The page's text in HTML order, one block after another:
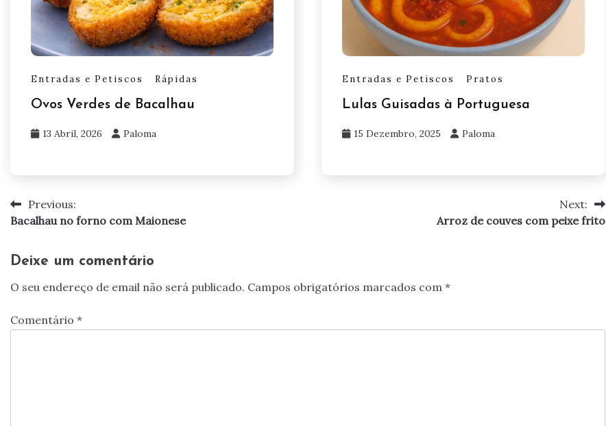
Entradas e Petiscos Rápidas
Ovos Verdes de Bacalhau
13 Abril, 2026 Paloma
Entradas e Petiscos Pratos
Lulas Guisadas à Portuguesa
15 Dezembro, 2025 Paloma
Navegação
artigos
Previous:
Bacalhau no forno com Maionese
Next:
Arroz de couves com peixe frito
Deixe um comentário
O seu endereço de email não será publicado. Campos obrigatórios marcados com *
Comentário *